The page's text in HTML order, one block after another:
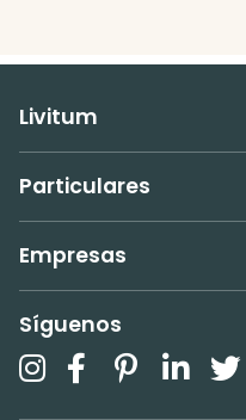
Livitum
Particulares
Empresas
Síguenos